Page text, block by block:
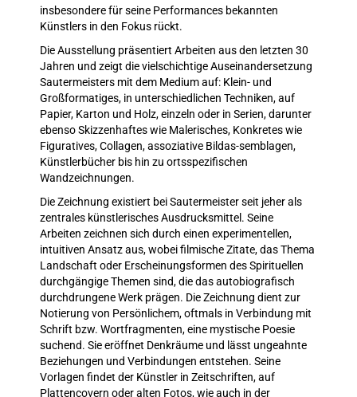
insbesondere für seine Performances bekannten
Künstlers in den Fokus rückt.
Die Ausstellung präsentiert Arbeiten aus den letzten 30
Jahren und zeigt die vielschichtige Auseinandersetzung
Sautermeisters mit dem Medium auf: Klein- und
Großformatiges, in unterschiedlichen Techniken, auf
Papier, Karton und Holz, einzeln oder in Serien, darunter
ebenso Skizzenhaftes wie Malerisches, Konkretes wie
Figuratives, Collagen, assoziative Bildas-semblagen,
Künstlerbücher bis hin zu ortsspezifischen
Wandzeichnungen.
Die Zeichnung existiert bei Sautermeister seit jeher als
zentrales künstlerisches Ausdrucksmittel. Seine
Arbeiten zeichnen sich durch einen experimentellen,
intuitiven Ansatz aus, wobei filmische Zitate, das Thema
Landschaft oder Erscheinungsformen des Spirituellen
durchgängige Themen sind, die das autobiografisch
durchdrungene Werk prägen. Die Zeichnung dient zur
Notierung von Persönlichem, oftmals in Verbindung mit
Schrift bzw. Wortfragmenten, eine mystische Poesie
suchend. Sie eröffnet Denkräume und lässt ungeahnte
Beziehungen und Verbindungen entstehen. Seine
Vorlagen findet der Künstler in Zeitschriften, auf
Plattencovern oder alten Fotos, wie auch in der